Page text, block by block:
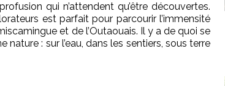
qui n’attendent qu’être découvertes.
est parfait pour parcourir l’immensité
et de l’Outaouais. Il y a de quoi se
nature : sur l’eau, dans les sentiers, sous terre